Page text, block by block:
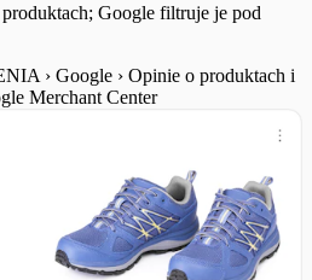
Google filtruje je pod
› Google › Opinie o produktach i
Merchant Center